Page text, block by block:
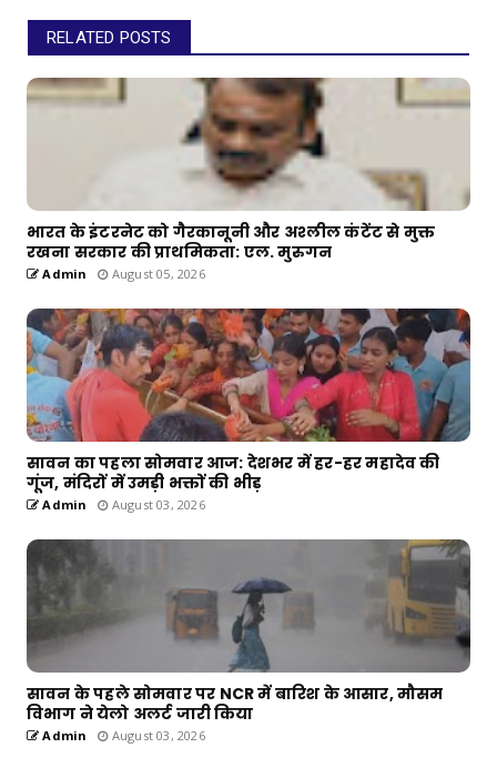
RELATED POSTS
भारत के इंटरनेट को गैरकानूनी और अश्लील कंटेंट से मुक्त
रखना सरकार की प्राथमिकता: एल. मुरुगन
Admin August 05, 2026
सावन का पहला सोमवार आज: देशभर में हर-हर महादेव की
गूंज, मंदिरों में उमड़ी भक्तों की भीड़
Admin August 03, 2026
सावन के पहले सोमवार पर NCR में बारिश के आसार, मौसम
विभाग ने येलो अलर्ट जारी किया
Admin August 03, 2026